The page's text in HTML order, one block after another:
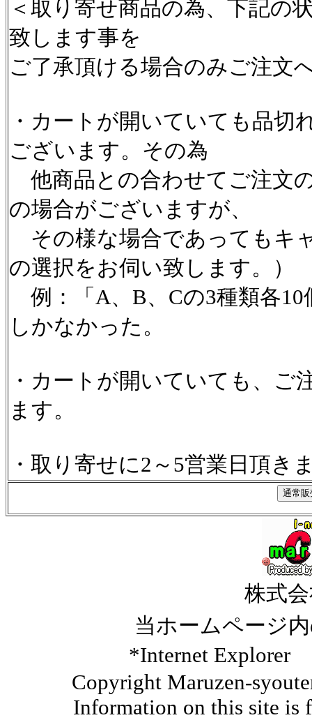
＜取り寄せ商品の為、下記の
致します事を
ご了承頂ける場合のみご注文
・カートが開いていても品切
ございます。その為
他商品との合わせてご注文
の場合がございますが、
その様な場合であってもキ
の選択をお伺い致します。）
例：「A、B、Cの3種類各10
しかなかった。
・カートが開いていても、ご
ます。
・取り寄せに2～5営業日頂き
株式
当ホームページ
*Internet Explorer
Copyright Maruzen-
Information on this site is